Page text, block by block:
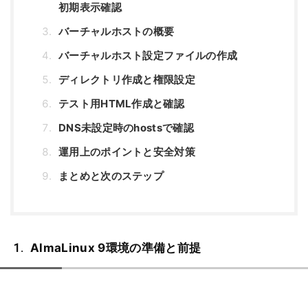
初期表示確認
バーチャルホストの概要
バーチャルホスト設定ファイルの作成
ディレクトリ作成と権限設定
テスト用HTML作成と確認
DNS未設定時のhostsで確認
運用上のポイントと安全対策
まとめと次のステップ
AlmaLinux 9環境の準備と前提